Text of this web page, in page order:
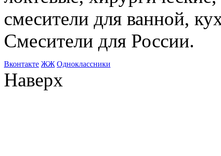
смесители для ванной,
Смесители для России.
Bконтакте ЖЖ Одноклассники
Наверх